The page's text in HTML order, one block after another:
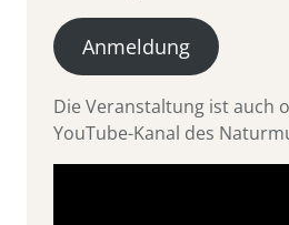
Anmeldung
Die Veranstaltung ist auch
YouTube-Kanal des